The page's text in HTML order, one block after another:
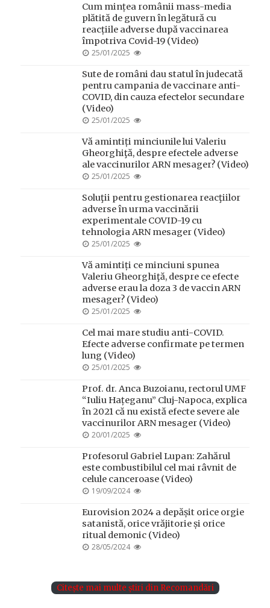
Cum mințea românii mass-media
plătită de guvern în legătură cu
reacțiile adverse după vaccinarea
împotriva Covid-19 (Video)
POSTED
25/01/2025
Sute de români dau statul în judecată
pentru campania de vaccinare anti-
COVID, din cauza efectelor secundare
(Video)
POSTED
25/01/2025
Vă amintiți minciunile lui Valeriu
Gheorghiţă, despre efectele adverse
ale vaccinurilor ARN mesager? (Video)
POSTED
25/01/2025
Soluţii pentru gestionarea reacţiilor
adverse în urma vaccinării
experimentale COVID-19 cu
tehnologia ARN mesager (Video)
POSTED
25/01/2025
Vă amintiți ce minciuni spunea
Valeriu Gheorghiţă, despre ce efecte
adverse erau la doza 3 de vaccin ARN
mesager? (Video)
POSTED
25/01/2025
Cel mai mare studiu anti-COVID.
Efecte adverse confirmate pe termen
lung (Video)
POSTED
25/01/2025
Prof. dr. Anca Buzoianu, rectorul UMF
“Iuliu Hațeganu” Cluj-Napoca, explica
în 2021 că nu există efecte severe ale
vaccinurilor ARN mesager (Video)
POSTED
20/01/2025
Profesorul Gabriel Lupan: Zahărul
este combustibilul cel mai râvnit de
celule canceroase (Video)
POSTED
19/09/2024
Eurovision 2024 a depășit orice orgie
satanistă, orice vrăjitorie și orice
ritual demonic (Video)
POSTED
28/05/2024
Citește mai multe știri din Recomandări